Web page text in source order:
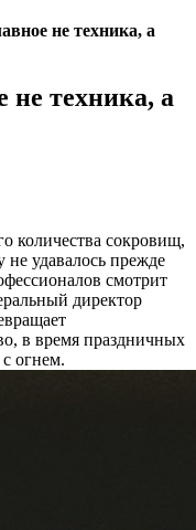
не техника, а
не техника, а
количества сокровищ,
удавалось прежде
смотрит
директор
в время праздничных
огнем.